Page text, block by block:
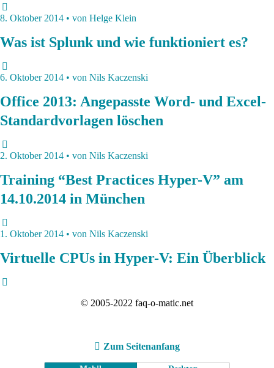
8. Oktober 2014 • von Helge Klein
Was ist Splunk und wie funktioniert es?
6. Oktober 2014 • von Nils Kaczenski
Office 2013: Angepasste Word- und Excel-
Standardvorlagen löschen
2. Oktober 2014 • von Nils Kaczenski
Training “Best Practices Hyper-V” am
14.10.2014 in München
1. Oktober 2014 • von Nils Kaczenski
Virtuelle CPUs in Hyper-V: Ein Überblick
© 2005-2022 faq-o-matic.net
Zum Seitenanfang